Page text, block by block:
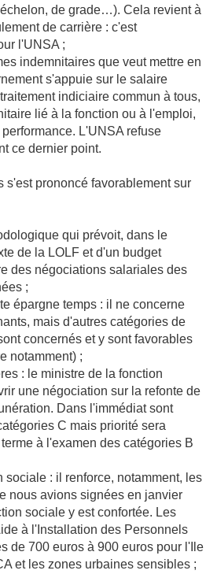
de grade…). Cela revient à
de carrière : c'est
l'UNSA ;
indemnitaires que veut mettre en
s'appuie sur le salaire
indiciaire commun à tous,
lié à la fonction ou à l'emploi,
L'UNSA refuse
ce dernier point.
s'est prononcé favorablement sur
qui prévoit, dans le
de la LOLF et d'un budget
des négociations salariales des
;
épargne temps : il ne concerne
mais d'autres catégories de
concernés et y sont favorables
notamment) ;
: le ministre de la fonction
une négociation sur la refonte de
Dans l'immédiat sont
C mais priorité sera
à l'examen des catégories B
sociale : il renforce, notamment, les
nous avions signées en janvier
sociale y est confortée. Les
à l'Installation des Personnels
de 700 euros à 900 euros pour l'Ile
et les zones urbaines sensibles ;